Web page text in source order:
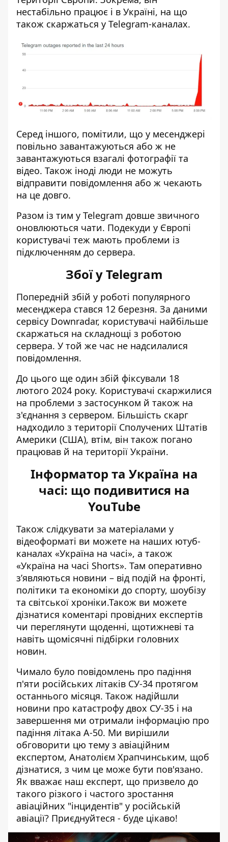
нестабільно працює і в Україні, на що
також скаржаться у Telegram-каналах.
Серед іншого, помітили, що у месенджері
повільно завантажуються або ж не
завантажуються взагалі фотографії та
відео. Також іноді люди не можуть
відправити повідомлення або ж чекають
на це довго.
Разом із тим у Telegram довше звичного
оновлюються чати. Подекуди у Європі
користувачі теж мають проблеми із
підключенням до сервера.
Збої у Telegram
Попередній збій у роботі популярного
месенджера стався 12 березня. За даними
сервісу Downradar, користувачі найбільше
скаржаться на складнощі з роботою
сервера. У той же час не надсилалися
повідомлення.
До цього ще один збій фіксували 18
лютого 2024 року. Користувачі скаржилися
на проблеми з застосунком й також на
з'єднання з сервером. Більшість скарг
надходило з території Сполучених Штатів
Америки (США), втім, він також погано
працював й на території України.
Інформатор та Україна на
часі: що подивитися на
YouTube
Також слідкувати за матеріалами у
відеоформаті ви можете на наших ютуб-
каналах «Україна на часі», а також
«Україна на часі Shorts». Там оперативно
зʼявляються новини – від подій на фронті,
політики та економіки до спорту, шоубізу
та світської хроніки.Також ви можете
дізнатися коментарі провідних експертів
чи переглянути щоденні, щотижневі та
навіть щомісячні підбірки головних
новин.
Чимало було повідомлень про падіння
п'яти російських літаків СУ-34 протягом
останнього місяця. Також надійшли
новини про катастрофу двох СУ-35 і на
завершення ми отримали інформацію про
падіння літака А-50. Ми вирішили
обговорити цю тему з авіаційним
експертом, Анатолієм Храпчинським, щоб
дізнатися, з чим це може бути пов'язано.
Як вважає наш експерт, що призвело до
такого різкого і частого зростання
авіаційних "інцидентів" у російській
авіації? Приєднуйтеся - буде цікаво!